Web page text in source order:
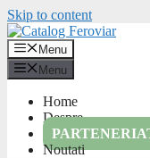
Skip to content
Menu
Menu
Home
Despre
Noutati